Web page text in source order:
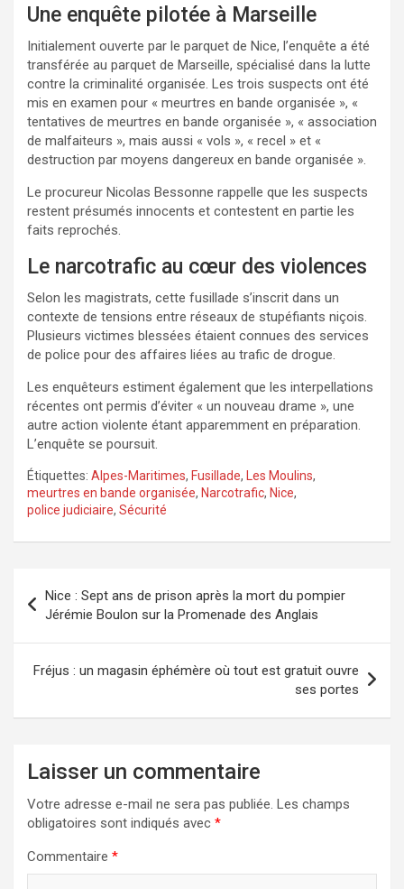
Une enquête pilotée à Marseille
Initialement ouverte par le parquet de Nice, l’enquête a été
transférée au parquet de Marseille, spécialisé dans la lutte
contre la criminalité organisée. Les trois suspects ont été
mis en examen pour « meurtres en bande organisée », «
tentatives de meurtres en bande organisée », « association
de malfaiteurs », mais aussi « vols », « recel » et «
destruction par moyens dangereux en bande organisée ».
Le procureur Nicolas Bessonne rappelle que les suspects
restent présumés innocents et contestent en partie les
faits reprochés.
Le narcotrafic au cœur des violences
Selon les magistrats, cette fusillade s’inscrit dans un
contexte de tensions entre réseaux de stupéfiants niçois.
Plusieurs victimes blessées étaient connues des services
de police pour des affaires liées au trafic de drogue.
Les enquêteurs estiment également que les interpellations
récentes ont permis d’éviter « un nouveau drame », une
autre action violente étant apparemment en préparation.
L’enquête se poursuit.
Étiquettes: Alpes-Maritimes, Fusillade, Les Moulins,
meurtres en bande organisée, Narcotrafic, Nice,
police judiciaire, Sécurité
de
l’article
Nice : Sept ans de prison après la mort du pompier
Jérémie Boulon sur la Promenade des Anglais
Fréjus : un magasin éphémère où tout est gratuit ouvre
ses portes
Laisser un commentaire
Votre adresse e-mail ne sera pas publiée. Les champs
obligatoires sont indiqués avec *
Commentaire *